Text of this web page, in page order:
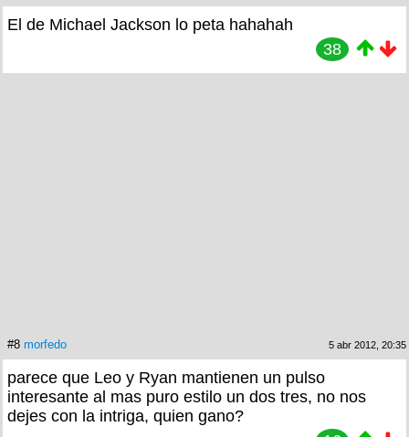
El de Michael Jackson lo peta hahahah
38
#8 morfedo 5 abr 2012, 20:35
parece que Leo y Ryan mantienen un pulso
interesante al mas puro estilo un dos tres, no nos
dejes con la intriga, quien gano?